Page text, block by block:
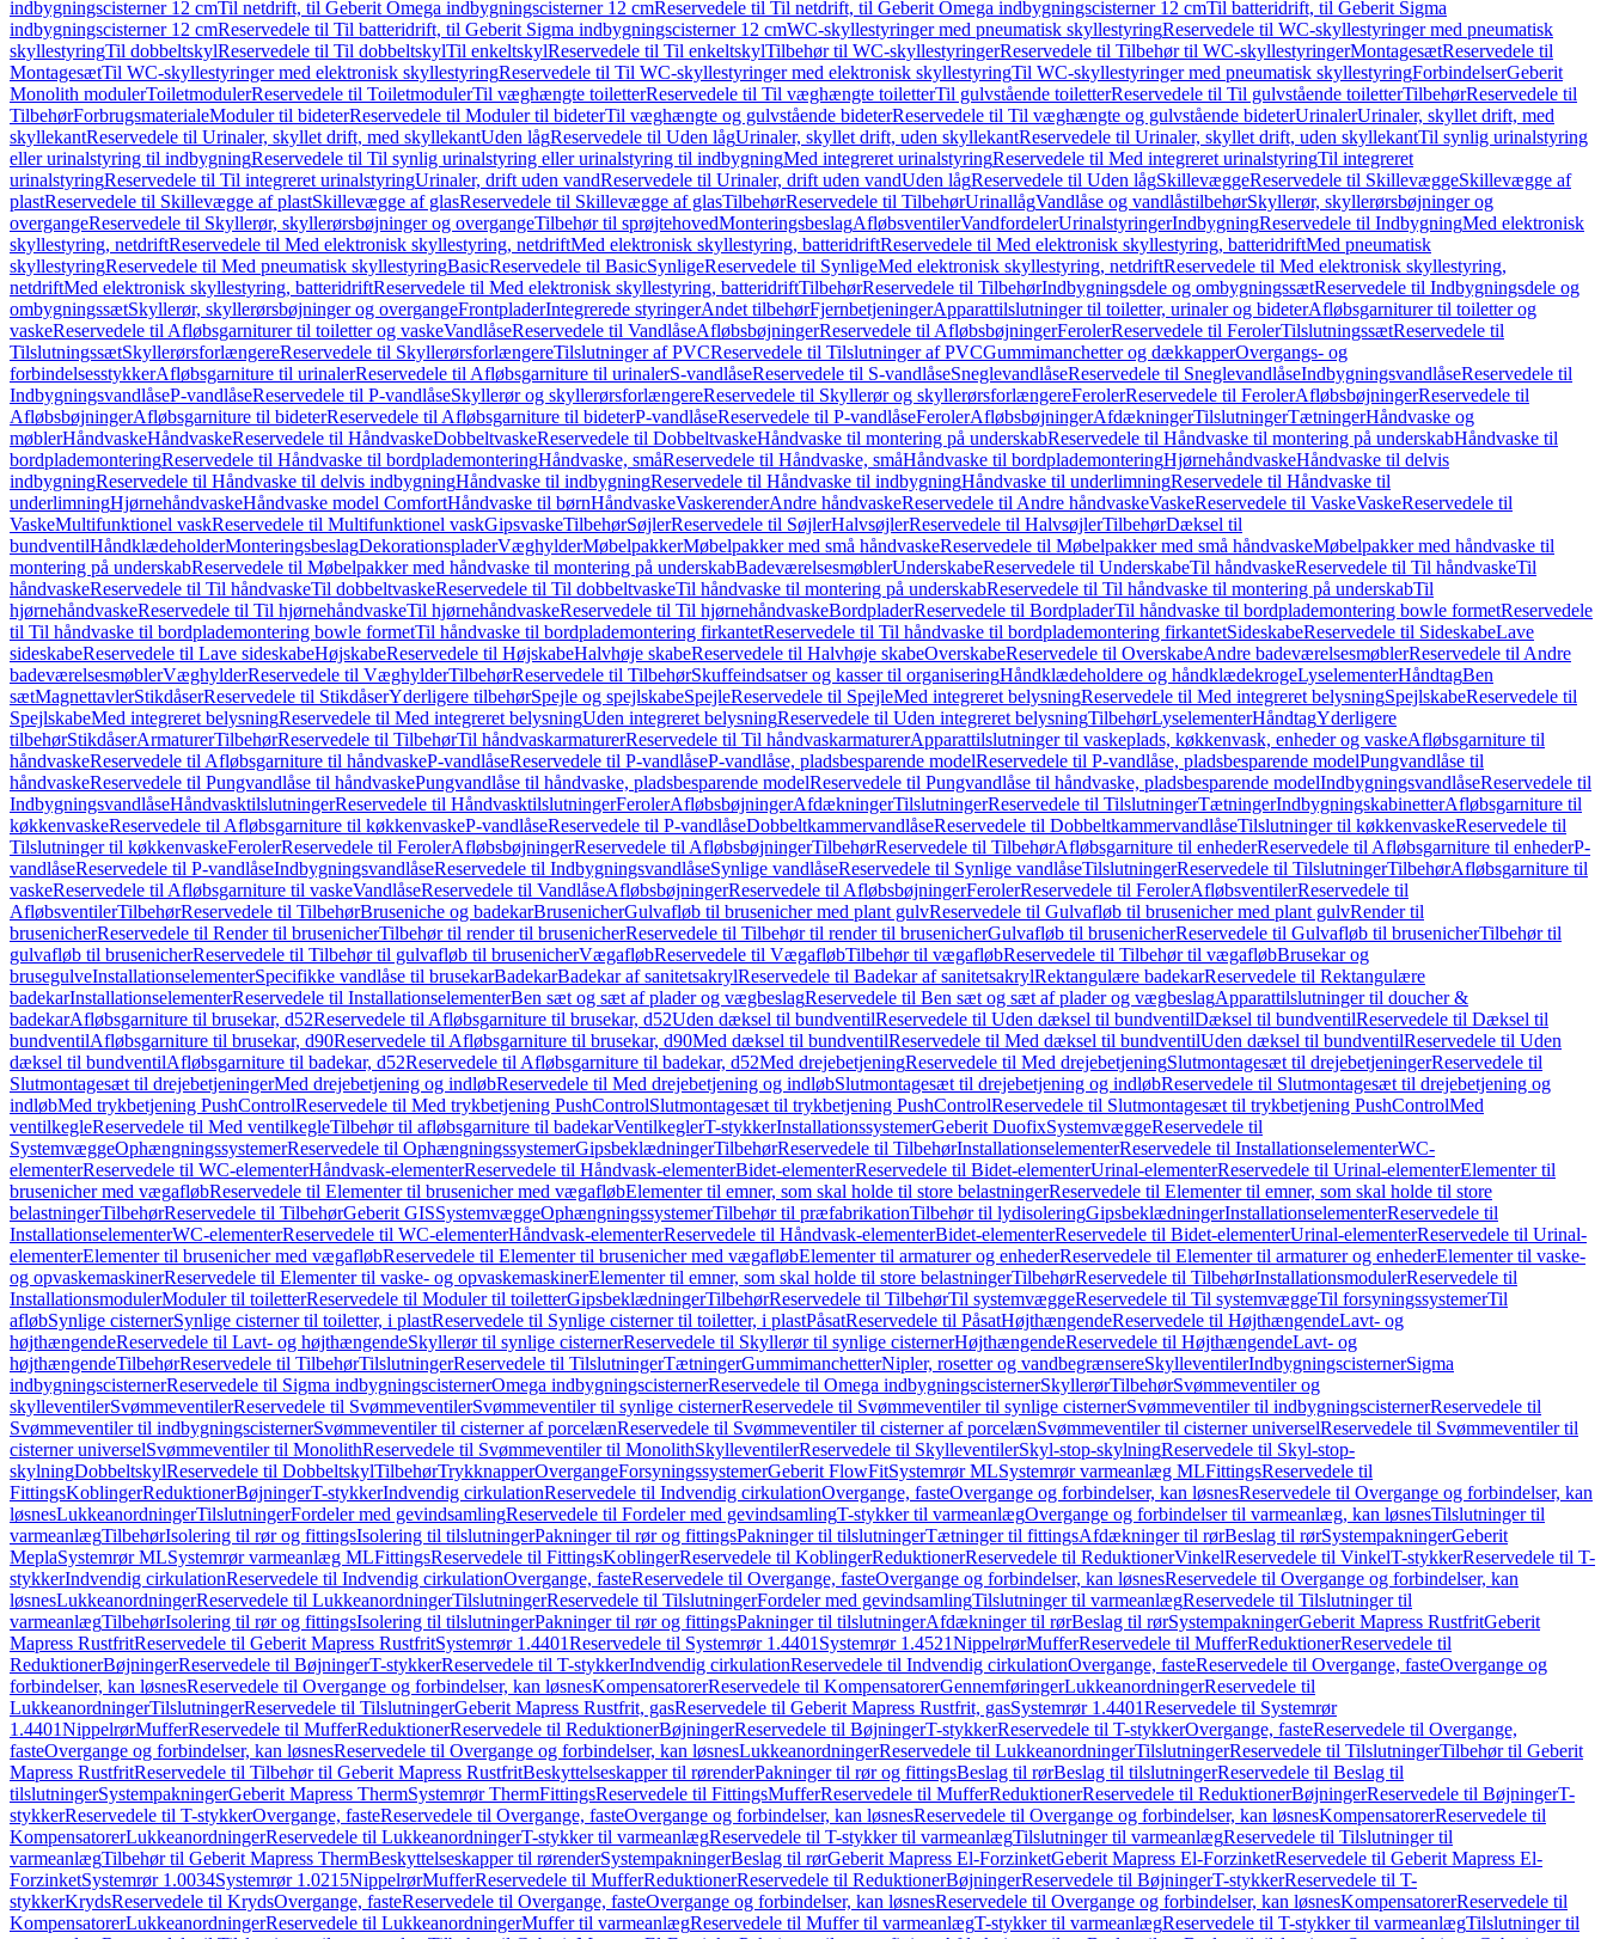
indbygningscisterner 12 cmTil netdrift, til Geberit Omega indbygningscisterner 12 cmReservedele til Til netdrift, til Geberit Omega indbygningscisterner 12 cmTil batteridrift, til Geberit Sigma
indbygningscisterner 12 cmReservedele til Til batteridrift, til Geberit Sigma indbygningscisterner 12 cmWC-skyllestyringer med pneumatisk skyllestyringReservedele til WC-skyllestyringer med pneumatisk
skyllestyringTil dobbeltskylReservedele til Til dobbeltskylTil enkeltskylReservedele til Til enkeltskylTilbehør til WC-skyllestyringerReservedele til Tilbehør til WC-skyllestyringerMontagesætReservedele til
MontagesætTil WC-skyllestyringer med elektronisk skyllestyringReservedele til Til WC-skyllestyringer med elektronisk skyllestyringTil WC-skyllestyringer med pneumatisk skyllestyringForbindelserGeberit
Monolith modulerToiletmodulerReservedele til ToiletmodulerTil væghængte toiletterReservedele til Til væghængte toiletterTil gulvstående toiletterReservedele til Til gulvstående toiletterTilbehørReservedele til
TilbehørForbrugsmaterialeModuler til bideterReservedele til Moduler til bideterTil væghængte og gulvstående bideterReservedele til Til væghængte og gulvstående bideterUrinalerUrinaler, skyllet drift, med
skyllekantReservedele til Urinaler, skyllet drift, med skyllekantUden lågReservedele til Uden lågUrinaler, skyllet drift, uden skyllekantReservedele til Urinaler, skyllet drift, uden skyllekantTil synlig urinalstyring
eller urinalstyring til indbygningReservedele til Til synlig urinalstyring eller urinalstyring til indbygningMed integreret urinalstyringReservedele til Med integreret urinalstyringTil integreret
urinalstyringReservedele til Til integreret urinalstyringUrinaler, drift uden vandReservedele til Urinaler, drift uden vandUden lågReservedele til Uden lågSkillevæggeReservedele til SkillevæggeSkillevægge af
plastReservedele til Skillevægge af plastSkillevægge af glasReservedele til Skillevægge af glasTilbehørReservedele til TilbehørUrinallågVandlåse og vandlåstilbehørSkyllerør, skyllerørsbøjninger og
overgangeReservedele til Skyllerør, skyllerørsbøjninger og overgangeTilbehør til sprøjtehovedMonteringsbeslagAfløbsventilerVandfordelerUrinalstyringerIndbygningReservedele til IndbygningMed elektronisk
skyllestyring, netdriftReservedele til Med elektronisk skyllestyring, netdriftMed elektronisk skyllestyring, batteridriftReservedele til Med elektronisk skyllestyring, batteridriftMed pneumatisk
skyllestyringReservedele til Med pneumatisk skyllestyringBasicReservedele til BasicSynligeReservedele til SynligeMed elektronisk skyllestyring, netdriftReservedele til Med elektronisk skyllestyring,
netdriftMed elektronisk skyllestyring, batteridriftReservedele til Med elektronisk skyllestyring, batteridriftTilbehørReservedele til TilbehørIndbygningsdele og ombygningssætReservedele til Indbygningsdele og
ombygningssætSkyllerør, skyllerørsbøjninger og overgangeFrontpladerIntegrerede styringerAndet tilbehørFjernbetjeningerApparattilslutninger til toiletter, urinaler og bideterAfløbsgarniturer til toiletter og
vaskeReservedele til Afløbsgarniturer til toiletter og vaskeVandlåseReservedele til VandlåseAfløbsbøjningerReservedele til AfløbsbøjningerFerolerReservedele til FerolerTilslutningssætReservedele til
TilslutningssætSkyllerørsforlængereReservedele til SkyllerørsforlængereTilslutninger af PVCReservedele til Tilslutninger af PVCGummimanchetter og dækkapperOvergangs- og
forbindelsesstykkerAfløbsgarniture til urinalerReservedele til Afløbsgarniture til urinalerS-vandlåseReservedele til S-vandlåseSneglevandlåseReservedele til SneglevandlåseIndbygningsvandlåseReservedele til
IndbygningsvandlåseP-vandlåseReservedele til P-vandlåseSkyllerør og skyllerørsforlængereReservedele til Skyllerør og skyllerørsforlængereFerolerReservedele til FerolerAfløbsbøjningerReservedele til
AfløbsbøjningerAfløbsgarniture til bideterReservedele til Afløbsgarniture til bideterP-vandlåseReservedele til P-vandlåseFerolerAfløbsbøjningerAfdækningerTilslutningerTætningerHåndvaske og
møblerHåndvaskeHåndvaskeReservedele til HåndvaskeDobbeltvaskeReservedele til DobbeltvaskeHåndvaske til montering på underskabReservedele til Håndvaske til montering på underskabHåndvaske til
bordplademonteringReservedele til Håndvaske til bordplademonteringHåndvaske, småReservedele til Håndvaske, småHåndvaske til bordplademonteringHjørnehåndvaskeHåndvaske til delvis
indbygningReservedele til Håndvaske til delvis indbygningHåndvaske til indbygningReservedele til Håndvaske til indbygningHåndvaske til underlimningReservedele til Håndvaske til
underlimningHjørnehåndvaskeHåndvaske model ComfortHåndvaske til børnHåndvaskeVaskerenderAndre håndvaskeReservedele til Andre håndvaskeVaskeReservedele til VaskeVaskeReservedele til
VaskeMultifunktionel vaskReservedele til Multifunktionel vaskGipsvaskeTilbehørSøjlerReservedele til SøjlerHalvsøjlerReservedele til HalvsøjlerTilbehørDæksel til
bundventilHåndklædeholderMonteringsbeslagDekorationspladerVæghylderMøbelpakkerMøbelpakker med små håndvaskeReservedele til Møbelpakker med små håndvaskeMøbelpakker med håndvaske til
montering på underskabReservedele til Møbelpakker med håndvaske til montering på underskabBadeværelsesmøblerUnderskabeReservedele til UnderskabeTil håndvaskeReservedele til Til håndvaskeTil
håndvaskeReservedele til Til håndvaskeTil dobbeltvaskeReservedele til Til dobbeltvaskeTil håndvaske til montering på underskabReservedele til Til håndvaske til montering på underskabTil
hjørnehåndvaskeReservedele til Til hjørnehåndvaskeTil hjørnehåndvaskeReservedele til Til hjørnehåndvaskeBordpladerReservedele til BordpladerTil håndvaske til bordplademontering bowle formetReservedele
til Til håndvaske til bordplademontering bowle formetTil håndvaske til bordplademontering firkantetReservedele til Til håndvaske til bordplademontering firkantetSideskabeReservedele til SideskabeLave
sideskabeReservedele til Lave sideskabeHøjskabeReservedele til HøjskabeHalvhøje skabeReservedele til Halvhøje skabeOverskabeReservedele til OverskabeAndre badeværelsesmøblerReservedele til Andre
badeværelsesmøblerVæghylderReservedele til VæghylderTilbehørReservedele til TilbehørSkuffeindsatser og kasser til organiseringHåndklædeholdere og håndklædekrogeLyselementerHåndtagBen
sætMagnettavlerStikdåserReservedele til StikdåserYderligere tilbehørSpejle og spejlskabeSpejleReservedele til SpejleMed integreret belysningReservedele til Med integreret belysningSpejlskabeReservedele til
SpejlskabeMed integreret belysningReservedele til Med integreret belysningUden integreret belysningReservedele til Uden integreret belysningTilbehørLyselementerHåndtagYderligere
tilbehørStikdåserArmaturerTilbehørReservedele til TilbehørTil håndvaskarmaturerReservedele til Til håndvaskarmaturerApparattilslutninger til vaskeplads, køkkenvask, enheder og vaskeAfløbsgarniture til
håndvaskeReservedele til Afløbsgarniture til håndvaskeP-vandlåseReservedele til P-vandlåseP-vandlåse, pladsbesparende modelReservedele til P-vandlåse, pladsbesparende modelPungvandlåse til
håndvaskeReservedele til Pungvandlåse til håndvaskePungvandlåse til håndvaske, pladsbesparende modelReservedele til Pungvandlåse til håndvaske, pladsbesparende modelIndbygningsvandlåseReservedele til
IndbygningsvandlåseHåndvasktilslutningerReservedele til HåndvasktilslutningerFerolerAfløbsbøjningerAfdækningerTilslutningerReservedele til TilslutningerTætningerIndbygningskabinetterAfløbsgarniture til
køkkenvaskeReservedele til Afløbsgarniture til køkkenvaskeP-vandlåseReservedele til P-vandlåseDobbeltkammervandlåseReservedele til DobbeltkammervandlåseTilslutninger til køkkenvaskeReservedele til
Tilslutninger til køkkenvaskeFerolerReservedele til FerolerAfløbsbøjningerReservedele til AfløbsbøjningerTilbehørReservedele til TilbehørAfløbsgarniture til enhederReservedele til Afløbsgarniture til enhederP-
vandlåseReservedele til P-vandlåseIndbygningsvandlåseReservedele til IndbygningsvandlåseSynlige vandlåseReservedele til Synlige vandlåseTilslutningerReservedele til TilslutningerTilbehørAfløbsgarniture til
vaskeReservedele til Afløbsgarniture til vaskeVandlåseReservedele til VandlåseAfløbsbøjningerReservedele til AfløbsbøjningerFerolerReservedele til FerolerAfløbsventilerReservedele til
AfløbsventilerTilbehørReservedele til TilbehørBruseniche og badekarBrusenicherGulvafløb til brusenicher med plant gulvReservedele til Gulvafløb til brusenicher med plant gulvRender til
brusenicherReservedele til Render til brusenicherTilbehør til render til brusenicherReservedele til Tilbehør til render til brusenicherGulvafløb til brusenicherReservedele til Gulvafløb til brusenicherTilbehør til
gulvafløb til brusenicherReservedele til Tilbehør til gulvafløb til brusenicherVægafløbReservedele til VægafløbTilbehør til vægafløbReservedele til Tilbehør til vægafløbBrusekar og
brusegulveInstallationselementerSpecifikke vandlåse til brusekarBadekarBadekar af sanitetsakrylReservedele til Badekar af sanitetsakrylRektangulære badekarReservedele til Rektangulære
badekarInstallationselementerReservedele til InstallationselementerBen sæt og sæt af plader og vægbeslagReservedele til Ben sæt og sæt af plader og vægbeslagApparattilslutninger til doucher &
badekarAfløbsgarniture til brusekar, d52Reservedele til Afløbsgarniture til brusekar, d52Uden dæksel til bundventilReservedele til Uden dæksel til bundventilDæksel til bundventilReservedele til Dæksel til
bundventilAfløbsgarniture til brusekar, d90Reservedele til Afløbsgarniture til brusekar, d90Med dæksel til bundventilReservedele til Med dæksel til bundventilUden dæksel til bundventilReservedele til Uden
dæksel til bundventilAfløbsgarniture til badekar, d52Reservedele til Afløbsgarniture til badekar, d52Med drejebetjeningReservedele til Med drejebetjeningSlutmontagesæt til drejebetjeningerReservedele til
Slutmontagesæt til drejebetjeningerMed drejebetjening og indløbReservedele til Med drejebetjening og indløbSlutmontagesæt til drejebetjening og indløbReservedele til Slutmontagesæt til drejebetjening og
indløbMed trykbetjening PushControlReservedele til Med trykbetjening PushControlSlutmontagesæt til trykbetjening PushControlReservedele til Slutmontagesæt til trykbetjening PushControlMed
ventilkegleReservedele til Med ventilkegleTilbehør til afløbsgarniture til badekarVentilkeglerT-stykkerInstallationssystemerGeberit DuofixSystemvæggeReservedele til
SystemvæggeOphængningssystemerReservedele til OphængningssystemerGipsbeklædningerTilbehørReservedele til TilbehørInstallationselementerReservedele til InstallationselementerWC-
elementerReservedele til WC-elementerHåndvask-elementerReservedele til Håndvask-elementerBidet-elementerReservedele til Bidet-elementerUrinal-elementerReservedele til Urinal-elementerElementer til
brusenicher med vægafløbReservedele til Elementer til brusenicher med vægafløbElementer til emner, som skal holde til store belastningerReservedele til Elementer til emner, som skal holde til store
belastningerTilbehørReservedele til TilbehørGeberit GISSystemvæggeOphængningssystemerTilbehør til præfabrikationTilbehør til lydisoleringGipsbeklædningerInstallationselementerReservedele til
InstallationselementerWC-elementerReservedele til WC-elementerHåndvask-elementerReservedele til Håndvask-elementerBidet-elementerReservedele til Bidet-elementerUrinal-elementerReservedele til Urinal-
elementerElementer til brusenicher med vægafløbReservedele til Elementer til brusenicher med vægafløbElementer til armaturer og enhederReservedele til Elementer til armaturer og enhederElementer til vaske-
og opvaskemaskinerReservedele til Elementer til vaske- og opvaskemaskinerElementer til emner, som skal holde til store belastningerTilbehørReservedele til TilbehørInstallationsmodulerReservedele til
InstallationsmodulerModuler til toiletterReservedele til Moduler til toiletterGipsbeklædningerTilbehørReservedele til TilbehørTil systemvæggeReservedele til Til systemvæggeTil forsyningssystemerTil
afløbSynlige cisternerSynlige cisterner til toiletter, i plastReservedele til Synlige cisterner til toiletter, i plastPåsatReservedele til PåsatHøjthængendeReservedele til HøjthængendeLavt- og
højthængendeReservedele til Lavt- og højthængendeSkyllerør til synlige cisternerReservedele til Skyllerør til synlige cisternerHøjthængendeReservedele til HøjthængendeLavt- og
højthængendeTilbehørReservedele til TilbehørTilslutningerReservedele til TilslutningerTætningerGummimanchetterNipler, rosetter og vandbegrænsereSkylleventilerIndbygningscisternerSigma
indbygningscisternerReservedele til Sigma indbygningscisternerOmega indbygningscisternerReservedele til Omega indbygningscisternerSkyllerørTilbehørSvømmeventiler og
skylleventilerSvømmeventilerReservedele til SvømmeventilerSvømmeventiler til synlige cisternerReservedele til Svømmeventiler til synlige cisternerSvømmeventiler til indbygningscisternerReservedele til
Svømmeventiler til indbygningscisternerSvømmeventiler til cisterner af porcelænReservedele til Svømmeventiler til cisterner af porcelænSvømmeventiler til cisterner universelReservedele til Svømmeventiler til
cisterner universelSvømmeventiler til MonolithReservedele til Svømmeventiler til MonolithSkylleventilerReservedele til SkylleventilerSkyl-stop-skylningReservedele til Skyl-stop-
skylningDobbeltskylReservedele til DobbeltskylTilbehørTrykknapperOvergangeForsyningssystemerGeberit FlowFitSystemrør MLSystemrør varmeanlæg MLFittingsReservedele til
FittingsKoblingerReduktionerBøjningerT-stykkerIndvendig cirkulationReservedele til Indvendig cirkulationOvergange, fasteOvergange og forbindelser, kan løsnesReservedele til Overgange og forbindelser, kan
løsnesLukkeanordningerTilslutningerFordeler med gevindsamlingReservedele til Fordeler med gevindsamlingT-stykker til varmeanlægOvergange og forbindelser til varmeanlæg, kan løsnesTilslutninger til
varmeanlægTilbehørIsolering til rør og fittingsIsolering til tilslutningerPakninger til rør og fittingsPakninger til tilslutningerTætninger til fittingsAfdækninger til rørBeslag til rørSystempakningerGeberit
MeplaSystemrør MLSystemrør varmeanlæg MLFittingsReservedele til FittingsKoblingerReservedele til KoblingerReduktionerReservedele til ReduktionerVinkelReservedele til VinkelT-stykkerReservedele til T-
stykkerIndvendig cirkulationReservedele til Indvendig cirkulationOvergange, fasteReservedele til Overgange, fasteOvergange og forbindelser, kan løsnesReservedele til Overgange og forbindelser, kan
løsnesLukkeanordningerReservedele til LukkeanordningerTilslutningerReservedele til TilslutningerFordeler med gevindsamlingTilslutninger til varmeanlægReservedele til Tilslutninger til
varmeanlægTilbehørIsolering til rør og fittingsIsolering til tilslutningerPakninger til rør og fittingsPakninger til tilslutningerAfdækninger til rørBeslag til rørSystempakningerGeberit Mapress RustfritGeberit
Mapress RustfritReservedele til Geberit Mapress RustfritSystemrør 1.4401Reservedele til Systemrør 1.4401 Systemrør 1.4521NippelrørMufferReservedele til MufferReduktionerReservedele til
ReduktionerBøjningerReservedele til BøjningerT-stykkerReservedele til T-stykkerIndvendig cirkulationReservedele til Indvendig cirkulationOvergange, fasteReservedele til Overgange, fasteOvergange og
forbindelser, kan løsnesReservedele til Overgange og forbindelser, kan løsnesKompensatorerReservedele til KompensatorerGennemføringerLukkeanordningerReservedele til
LukkeanordningerTilslutningerReservedele til TilslutningerGeberit Mapress Rustfrit, gasReservedele til Geberit Mapress Rustfrit, gasSystemrør 1.4401Reservedele til Systemrør
1.4401NippelrørMufferReservedele til MufferReduktionerReservedele til ReduktionerBøjningerReservedele til BøjningerT-stykkerReservedele til T-stykkerOvergange, fasteReservedele til Overgange,
fasteOvergange og forbindelser, kan løsnesReservedele til Overgange og forbindelser, kan løsnesLukkeanordningerReservedele til LukkeanordningerTilslutningerReservedele til TilslutningerTilbehør til Geberit
Mapress RustfritReservedele til Tilbehør til Geberit Mapress RustfritBeskyttelseskapper til rørenderPakninger til rør og fittingsBeslag til rørBeslag til tilslutningerReservedele til Beslag til
tilslutningerSystempakningerGeberit Mapress ThermSystemrør ThermFittingsReservedele til FittingsMufferReservedele til MufferReduktionerReservedele til ReduktionerBøjningerReservedele til BøjningerT-
stykkerReservedele til T-stykkerOvergange, fasteReservedele til Overgange, fasteOvergange og forbindelser, kan løsnesReservedele til Overgange og forbindelser, kan løsnesKompensatorerReservedele til
KompensatorerLukkeanordningerReservedele til LukkeanordningerT-stykker til varmeanlægReservedele til T-stykker til varmeanlægTilslutninger til varmeanlægReservedele til Tilslutninger til
varmeanlægTilbehør til Geberit Mapress ThermBeskyttelseskapper til rørenderSystempakningerBeslag til rørGeberit Mapress El-ForzinketGeberit Mapress El-ForzinketReservedele til Geberit Mapress El-
ForzinketSystemrør 1.0034Systemrør 1.0215NippelrørMufferReservedele til MufferReduktionerReservedele til ReduktionerBøjningerReservedele til BøjningerT-stykkerReservedele til T-
stykkerKrydsReservedele til KrydsOvergange, fasteReservedele til Overgange, fasteOvergange og forbindelser, kan løsnesReservedele til Overgange og forbindelser, kan løsnesKompensatorerReservedele til
KompensatorerLukkeanordningerReservedele til LukkeanordningerMuffer til varmeanlægReservedele til Muffer til varmeanlægT-stykker til varmeanlægReservedele til T-stykker til varmeanlægTilslutninger til